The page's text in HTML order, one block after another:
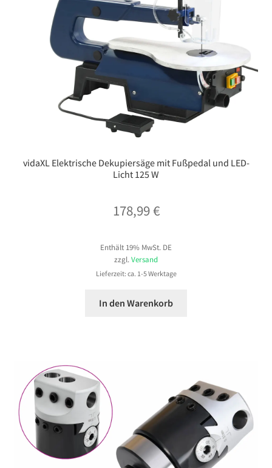
vidaXL Elektrische Dekupiersäge mit Fußpedal und LED-
Licht 125 W
178,99€
Enthält 19% MwSt. DE
zzgl.Versand
Lieferzeit: ca. 1-5 Werktage
In den Warenkorb